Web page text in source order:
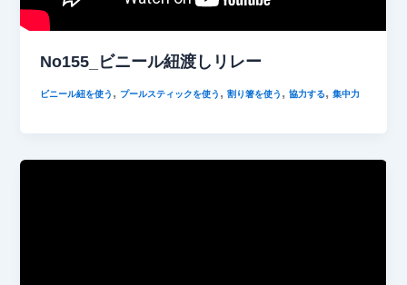
No155_ビニール紐渡しリレー
ビニール紐を使う , プールスティックを使う ,割り箸を使う ,協力する,集中力